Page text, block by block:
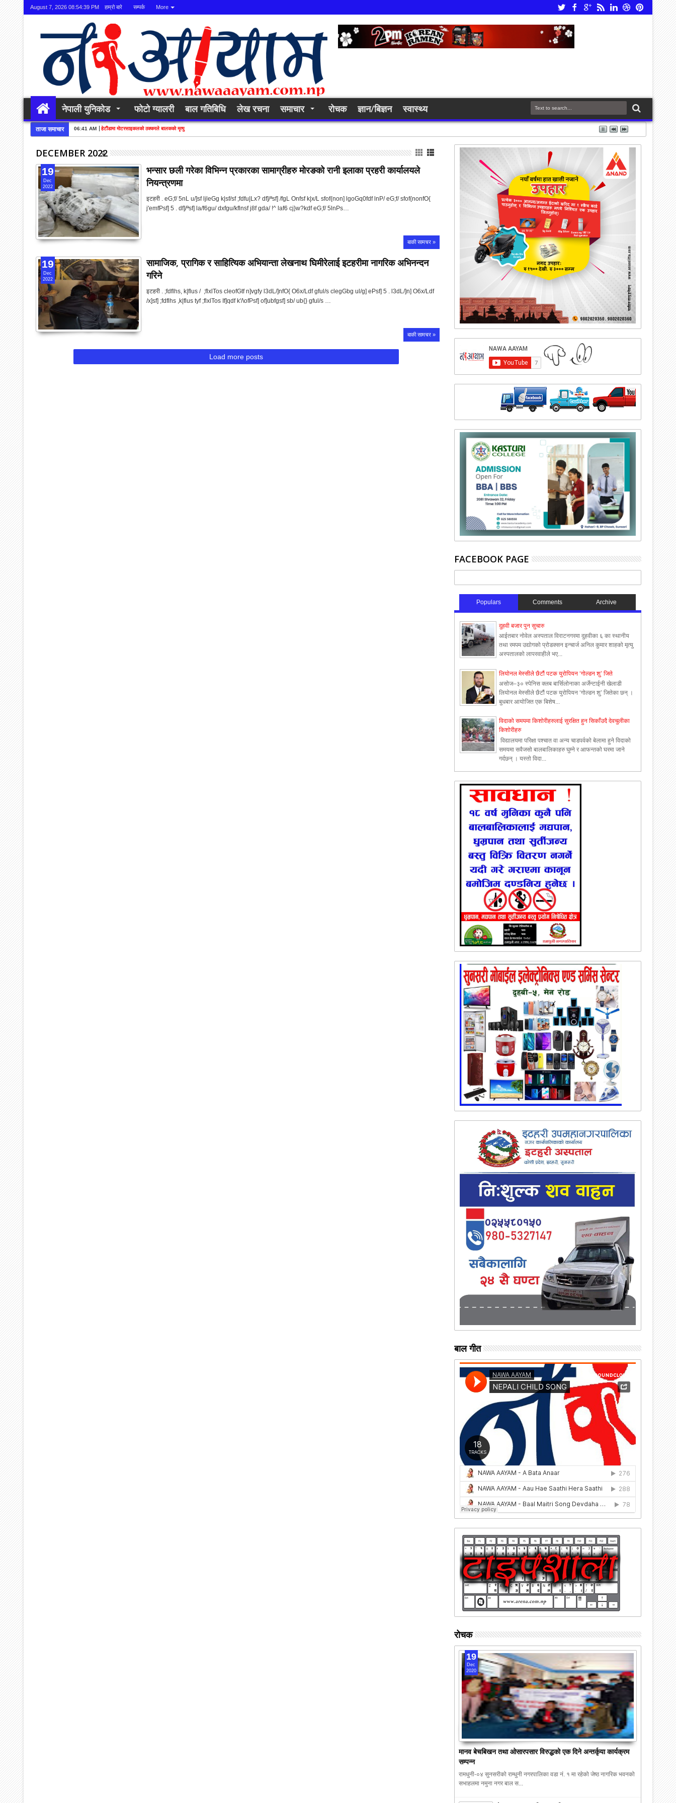
August 7, 2026 08:54:40 PM हाम्रो बारे सम्पर्क More
नेपाली युनिकोड फोटो ग्यालरी बाल गतिबिधि लेख रचना समाचार रोचक ज्ञान/बिज्ञन स्वास्थ्य
ताजा समाचार 06:41 AM हेटाैंडामा माेटरसाइकलको ठक्करले बालककाे मृत्यु
DECEMBER 2022
भन्सार छली गरेका विभिन्न प्रकारका सामाग्रीहरु मोरङको रानी इलाका प्रहरी कार्यालयले
नियन्त्रणमा
इटहरी . eG;f/ 5nL u/]sf ljleGg k|sf/sf ;fdfu|Lx? df]/ªsf] /fgL Onfsf k|x/L sfof{non] lgoGq0fdf lnP/ eG;f/ sfof{nonfO{
j'emfPsf] 5 . df]/ªsf] la/f6gu/ dxfgu/kflnsf j8f gda/ !^ laf6 cj}w?kdf eG;f/ 5lnPs…
बाकी सामचर »
19
Dec
2022
सामाजिक, प्रागिक र साहित्यिक अभियान्ता लेखनाथ घिमीरेलाई इटहरीमा नागरिक अभिनन्दन
गरिने
इटहरी . ;fdflhs, k|flus / ;flxlTos cleofGtf n]vgfy l3dL/]nfO{ O6x/Ldf gful/s clegGbg ul/g] ePsf] 5 . l3dL/]n] O6x/Ldf
/x]sf] ;fdflhs ,k|flus tyf ;flxlTos If]qdf k'/\ofPsf] of]ubfgsf] sb/ ub{} gful/s …
बाकी सामचर »
19
Dec
2022
Load more posts
FACEBOOK PAGE
Populars Comments Archive
दुहवी बजार पुन सुचारु
आईतबार नोवेल अस्पताल विराटनगरमा दुहवीका ६ का स्थानीय
तथा रमपम उद्योगको प्रोडक्सन इन्चार्ज अनिल कुमार शाहको मृत्यु
अस्पतालको लापरवाहीले भए...
लियोनल मेस्सीले छैटौं पटक युरोपियन ‘गोल्डन शु’ जिते
असोज–३० स्पेनिस क्लब बार्सिलोनाका अर्जेन्टाईनी खेलाडी
लियोनल मेस्सीले छैटौं पटक युरोपियन ‘गोल्डन शु’ जितेका छन् ।
बुधबार आयोजित एक बिशेष...
विदाको समयमा किशोरीहरुलाई सुरक्षित हुन सिकाँउदै देवचुलीका
किशोरीहरु
विद्यालयमा परिक्षा पश्चात वा अन्य चाडपर्वको बेलामा हुने विदाको
समयमा सवैजसो बालबालिकाहरु घुम्ने र आफन्तको घरमा जाने
गर्दछन् । यस्तो विदा...
बाल गीत
रोचक
मानव बेचबिखन तथा ओसारपसार विरुद्धको एक दिने अन्तर्कृया कार्यक्रम
सम्पन्न
19
Dec
2020
रामधुनी-०४ सुनसरीको राम्धुनी नगरपालिका वडा नं. १ मा रहेको जेष्ठ नागरिक भवनको
सभाहलमा नमुना नगर बाल स...